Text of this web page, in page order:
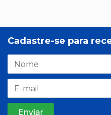
Cadastre-se para